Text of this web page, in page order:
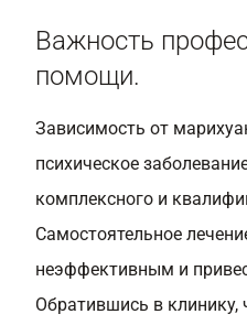
Важность
помощи.
Зависимость от
психическое
комплексного и
Самостоятельное
неэффективным и
Обратившись в клинику,